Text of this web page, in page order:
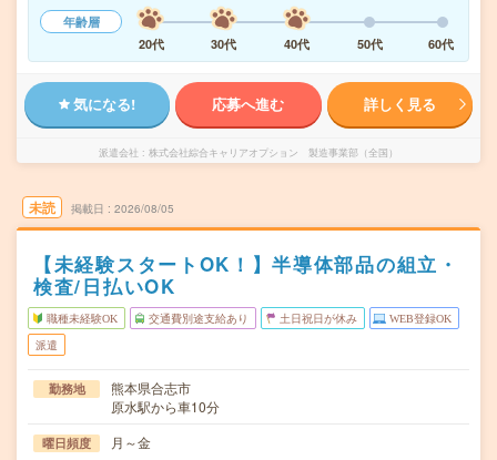
年齢層
20代
30代 40代 50代 60代
気になる! 応募へ進む 詳しく見る
派遣会社 株式会社綜合キャリアオプション 製造事業部（全国）
未読 掲載日 2026/08/05
【未経験スタートOK！】半導体部品の組立・
検査/日払いOK
職種未経験OK 交通費別途支給あり 土日祝日が休み WEB登録OK
派遣
勤務地
熊本県合志市
原水駅から車10分
曜日頻度 月～金